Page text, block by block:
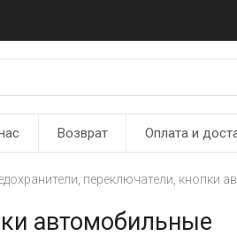
Возврат Оплата и
переключатели, кнопки
автомобильные